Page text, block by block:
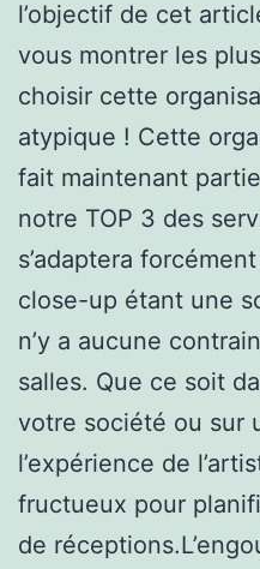
l’objectif de cet
vous montrer les
choisir cette
atypique ! Cette
fait maintenant
notre TOP 3 des
s’adaptera
close-up étant une
n’y a aucune
salles. Que ce soit
votre société ou sur
l’expérience de
fructueux pour
de